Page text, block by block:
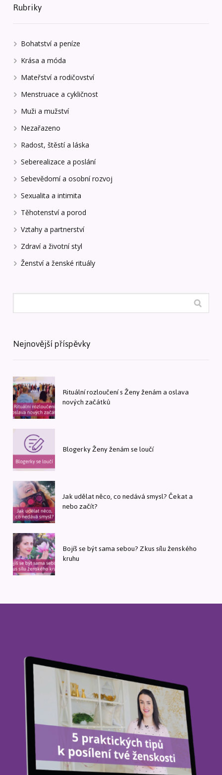
Rubriky
Bohatství a peníze
Krása a móda
Mateřství a rodičovství
Menstruace a cykličnost
Muži a mužství
Nezařazeno
Radost, štěstí a láska
Seberealizace a poslání
Sebevědomí a osobní rozvoj
Sexualita a intimita
Těhotenství a porod
Vztahy a partnerství
Zdraví a životní styl
Ženství a ženské rituály
Nejnovější příspěvky
Rituální rozloučení s Ženy ženám a oslava
nových začátků
Blogerky Ženy ženám se loučí
Jak udělat něco, co nedává smysl? Čekat a
nebo začít?
Bojíš se být sama sebou? Zkus sílu ženského
kruhu